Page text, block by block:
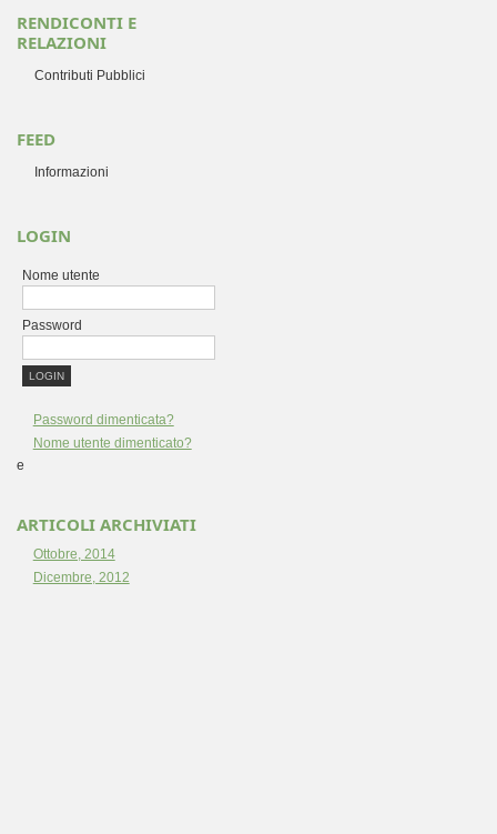
RENDICONTI E
RELAZIONI
Contributi Pubblici
FEED
Informazioni
LOGIN
Nome utente
Password
Password dimenticata?
Nome utente dimenticato?
e
ARTICOLI ARCHIVIATI
Ottobre, 2014
Dicembre, 2012